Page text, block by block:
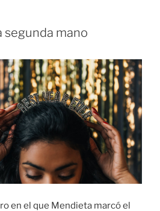
segunda mano
en el que Mendieta marcó el